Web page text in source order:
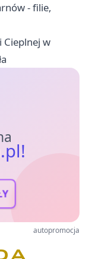
- filie,
Cieplnej w
autopromocja